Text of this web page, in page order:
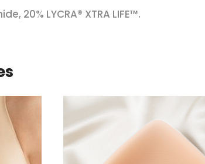
20% LYCRA® XTRA LIFE™.